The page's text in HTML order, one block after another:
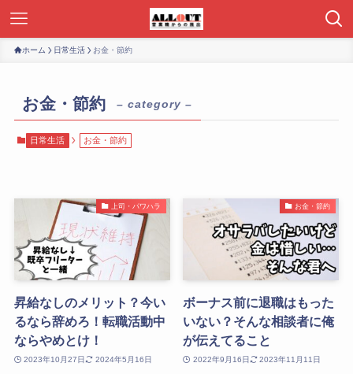
ホーム 日常生活 お金・節約
お金・節約 – category –
日常生活 お金・節約
上司・パワハラ
昇給なしのメリット？今い
るなら辞めろ！転職活動中
ならやめとけ！
2023年10月27日 2024年5月16日
お金・節約
ボーナス前に退職はもった
いない？そんな相談者に俺
が伝えてること
2022年9月16日 2023年11月11日